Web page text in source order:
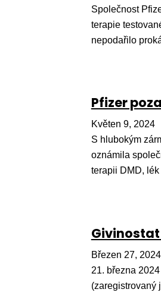
Společnost
terapie
nepodařilo
Pfizer
Květen 9, 2024
S hlubokým
oznámila
terapii DMD,
Givinostat
Březen 27, 2024
21. března
(zaregistrovaný